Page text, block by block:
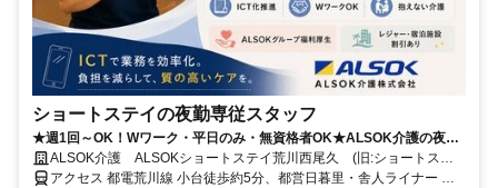
ショートステイの夜勤専従スタッフ
★週1回～OK！Wワーク・平日のみ・無資格者OK★ALSOK介護の夜勤
介護スタッフ
ALSOK介護 ALSOKショートステイ荒川西尾久 (旧:ショートステ
イ みんなの家・西尾久)
アクセス 都電荒川線 小台徒歩約5分、都営日暮里・舎人ライナー 足